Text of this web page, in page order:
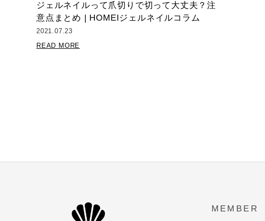
ジェルネイルって爪切りで切って大丈夫？注
意点まとめ | HOMEIジェルネイルコラム
2021.07.23
READ MORE
MEMBER